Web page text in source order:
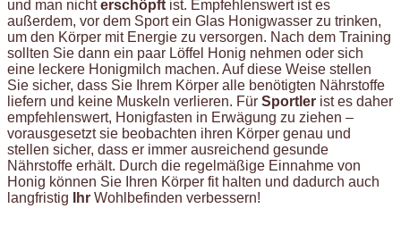
und man nichterschöpft ist. Empfehlenswert ist es
außerdem, vor dem Sport ein Glas Honigwasser zu trinken,
um den Körper mit Energie zu versorgen. Nach dem Training
sollten Sie dann ein paar Löffel Honig nehmen oder sich
eine leckere Honigmilch machen. Auf diese Weise stellen
Sie sicher, dass Sie Ihrem Körper alle benötigten Nährstoffe
liefern und keine Muskeln verlieren. Für Sportler ist es daher
empfehlenswert, Honigfasten in Erwägung zu ziehen –
vorausgesetzt sie beobachten ihren Körper genau und
stellen sicher, dass er immer ausreichend gesunde
Nährstoffe erhält. Durch die regelmäßige Einnahme von
Honig können Sie Ihren Körper fit halten und dadurch auch
langfristig
Ihr Wohlbefinden verbessern!